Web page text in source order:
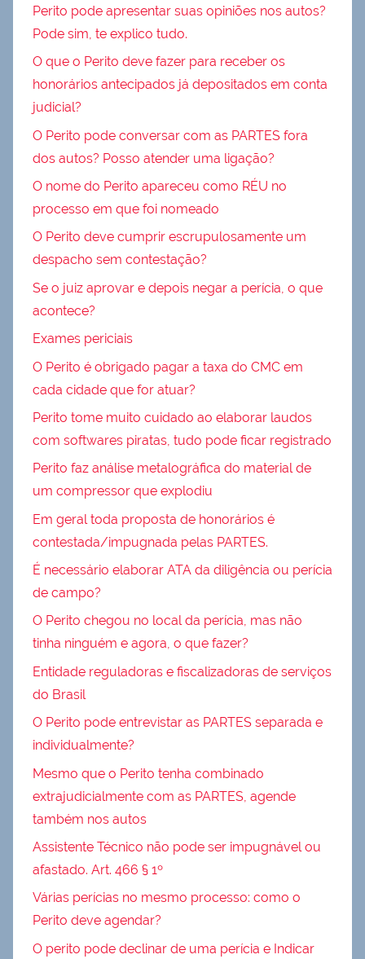
Perito pode apresentar suas opiniões nos autos?
Pode sim, te explico tudo.
O que o Perito deve fazer para receber os
honorários antecipados já depositados em conta
judicial?
O Perito pode conversar com as PARTES fora
dos autos? Posso atender uma ligação?
O nome do Perito apareceu como RÉU no
processo em que foi nomeado
O Perito deve cumprir escrupulosamente um
despacho sem contestação?
Se o juiz aprovar e depois negar a perícia, o que
acontece?
Exames periciais
O Perito é obrigado pagar a taxa do CMC em
cada cidade que for atuar?
Perito tome muito cuidado ao elaborar laudos
com softwares piratas, tudo pode ficar registrado
Perito faz análise metalográfica do material de
um compressor que explodiu
Em geral toda proposta de honorários é
contestada/impugnada pelas PARTES.
É necessário elaborar ATA da diligência ou perícia
de campo?
O Perito chegou no local da perícia, mas não
tinha ninguém e agora, o que fazer?
Entidade reguladoras e fiscalizadoras de serviços
do Brasil
O Perito pode entrevistar as PARTES separada e
individualmente?
Mesmo que o Perito tenha combinado
extrajudicialmente com as PARTES, agende
também nos autos
Assistente Técnico não pode ser impugnável ou
afastado. Art. 466 § 1º
Várias perícias no mesmo processo: como o
Perito deve agendar?
O perito pode declinar de uma perícia e Indicar